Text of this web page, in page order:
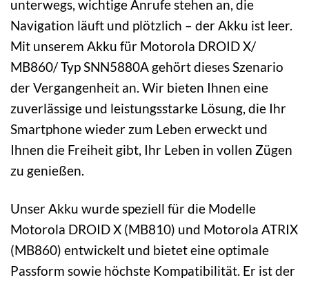
unterwegs, wichtige Anrufe stehen an, die
Navigation läuft und plötzlich – der Akku ist leer.
Mit unserem Akku für Motorola DROID X/
MB860/ Typ SNN5880A gehört dieses Szenario
der Vergangenheit an. Wir bieten Ihnen eine
zuverlässige und leistungsstarke Lösung, die Ihr
Smartphone wieder zum Leben erweckt und
Ihnen die Freiheit gibt, Ihr Leben in vollen Zügen
zu genießen.
Unser Akku wurde speziell für die Modelle
Motorola DROID X (MB810) und Motorola ATRIX
(MB860) entwickelt und bietet eine optimale
Passform sowie höchste Kompatibilität. Er ist der